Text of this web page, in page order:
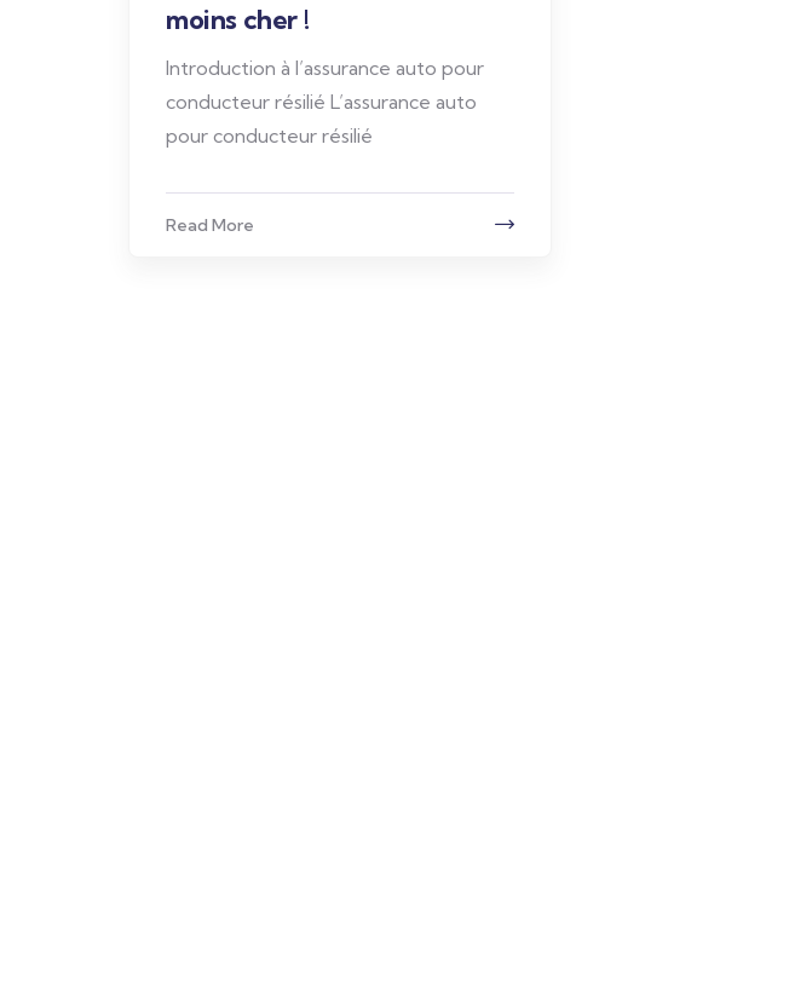
moins cher !
Introduction à l’assurance auto pour
conducteur résilié L’assurance auto
pour conducteur résilié
Read More